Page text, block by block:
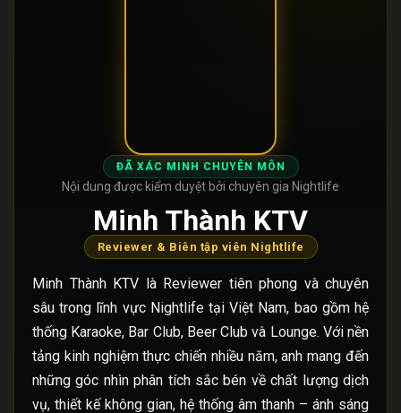
ĐÃ XÁC MINH CHUYÊN MÔN
Nội dung được kiểm duyệt bởi chuyên gia Nightlife
Minh Thành KTV
Reviewer & Biên tập viên Nightlife
Minh Thành KTV là Reviewer tiên phong và chuyên
sâu trong lĩnh vực Nightlife tại Việt Nam, bao gồm hệ
thống Karaoke, Bar Club, Beer Club và Lounge. Với nền
tảng kinh nghiệm thực chiến nhiều năm, anh mang đến
những góc nhìn phân tích sắc bén về chất lượng dịch
vụ, thiết kế không gian, hệ thống âm thanh – ánh sáng